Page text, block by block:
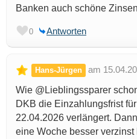
Banken auch schöne
0 Antworten
Hans-Jürgen
am
Wie @Lieblingssparer
DKB die Einzahlungsfrist
22.04.2026 verlängert.
eine Woche besser verzinst